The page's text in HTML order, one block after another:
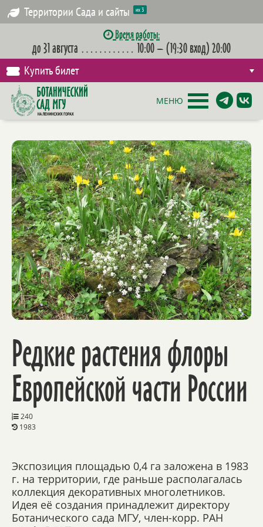
Территории Сада и сайты их 3
Время работы:
до 31 августа ………… 10:00 – (19:30 вход) 20:00
Купить билет
МЕНЮ
Редкие растения флоры
Европейской части России
240
1983
Экспозиция площадью 0,4 га заложена в 1983
г. на территории, где раньше располагалась
коллекция декоративных многолетников.
Идея её создания принадлежит директору
Ботанического сада МГУ, член-корр. РАН